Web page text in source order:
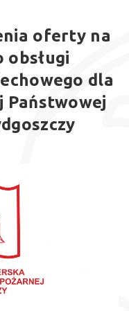
oferty na
obsługi
dla
Państwowej